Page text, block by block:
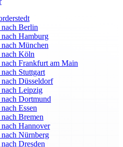
Berlin
Hamburg
München
Köln
Frankfurt am Main
Stuttgart
Düsseldorf
Leipzig
Dortmund
Essen
Bremen
Hannover
Nürnberg
Dresden